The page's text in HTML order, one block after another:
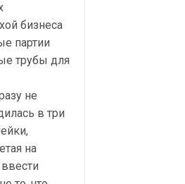
бизнеса
партии
трубы для
не
в три
на